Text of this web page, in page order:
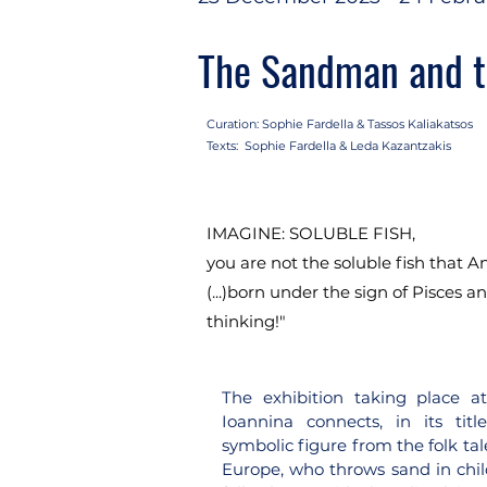
The Sandman and
Curation: Sophie Fardella & Tassos Kaliakatsos
Texts: Sophie Fardella & Leda Kazantzakis
IMAGINE: SOLUBLE FISH,
you are not the soluble fish that
(...)born under the sign of Pisces
thinking!"
The exhibition taking place
Ioannina connects, in its
symbolic figure from the folk
Europe, who throws sand in